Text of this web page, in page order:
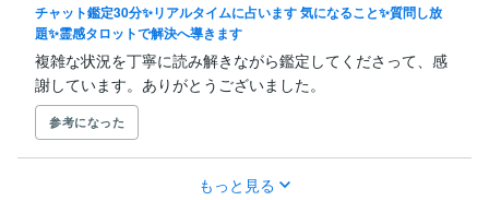
チャット鑑定30分✨リアルタイムに占います 気になること✨質問し放
題✨霊感タロットで解決へ導きます
複雑な状況を丁寧に読み解きながら鑑定してくださって、感
謝しています。ありがとうございました。
参考になった
もっと見る